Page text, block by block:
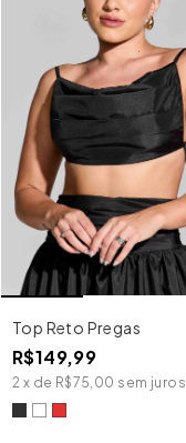
Top Reto Pregas
R$149,99
2 x de R$75,00 sem juros